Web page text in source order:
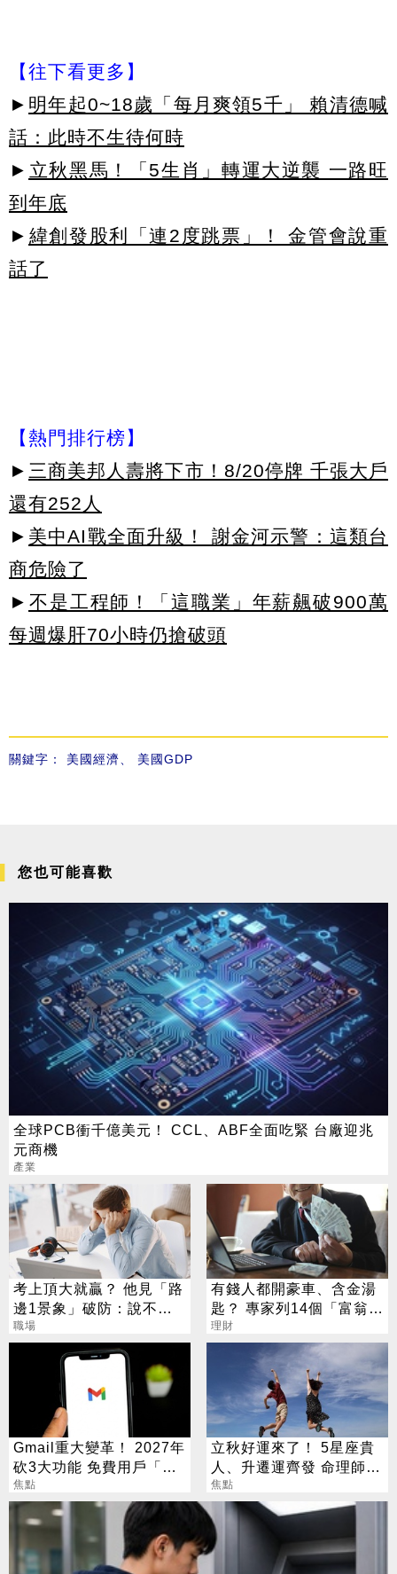
【往下看更多】
► 明年起0~18歲「每月爽領5千」 賴清德喊
話：此時不生待何時
► 立秋黑馬！「5生肖」轉運大逆襲 一路旺
到年底
► 緯創發股利「連2度跳票」！ 金管會說重
話了
【熱門排行榜】
► 三商美邦人壽將下市！8/20停牌 千張大戶
還有252人
► 美中AI戰全面升級！ 謝金河示警：這類台
商危險了
► 不是工程師！「這職業」年薪飆破900萬
每週爆肝70小時仍搶破頭
關鍵字： 美國經濟、 美國GDP
您也可能喜歡
全球PCB衝千億美元！ CCL、ABF全面吃緊 台廠迎兆
元商機
產業
考上頂大就贏？ 他見「路
邊1景象」破防：說不清
的挫敗感
職場
有錢人都開豪車、含金湯
匙？ 專家列14個「富翁迷
思」顛覆想像
理財
Gmail重大變革！ 2027年
砍3大功能 免費用戶「這
好康」不能用了
焦點
立秋好運來了！ 5星座貴
人、升遷運齊發 命理師：
把握黃金轉運期
焦點